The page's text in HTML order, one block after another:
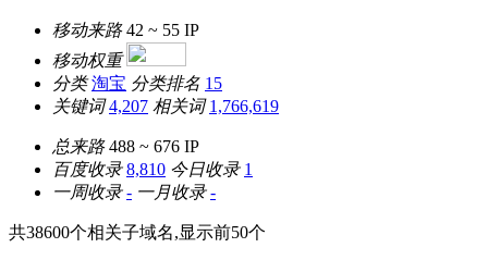
移动来路 42 ~ 55 IP
移动权重
分类 淘宝 分类排名 15
关键词 4,207 相关词 1,766,619
总来路 488 ~ 676 IP
百度收录 8,810 今日收录 1
一周收录 - 一月收录 -
共38600个相关子域名,显示前50个